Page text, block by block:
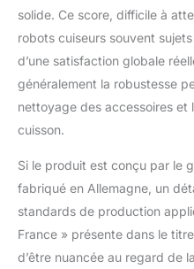
solide. Ce score, difficile à
robots cuiseurs souvent
d’une satisfaction globale
généralement la robustesse
nettoyage des accessoires et
cuisson.
Si le produit est conçu par le
fabriqué en Allemagne, un
standards de production
France » présente dans le
d’être nuancée au regard de